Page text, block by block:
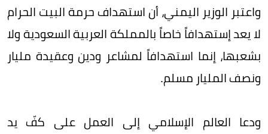
واعتبر الوزير اليمني، أن استهداف حرمة البيت الحرام
لا يعد إستهدافاً خاصاً بالمملكة العربية السعودية ولا
بشعبها، إنما استهدافاً لمشاعر ودين وعقيدة مليار
ونصف المليار مسلم.
ودعا العالم الإسلامي إلى العمل على كفّ يد